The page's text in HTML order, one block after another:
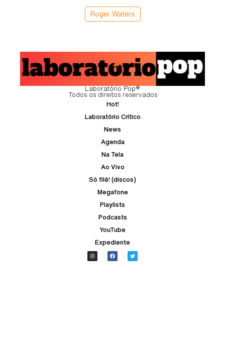
Roger Waters
Laboratório Pop®
Todos os direitos reservados
Hot!
Laboratório Crítico
News
Agenda
Na Tela
Ao Vivo
Só filé! (discos)
Megafone
Playlists
Podcasts
YouTube
Expediente